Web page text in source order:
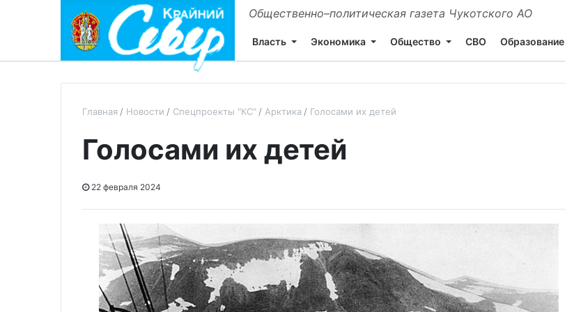
Общественно–политическая газета Чукотского АО
Власть Экономика Общество СВО Образование
Главная Новости Спецпроекты "КС" Арктика Голосами их детей
Голосами их детей
22 февраля 2024